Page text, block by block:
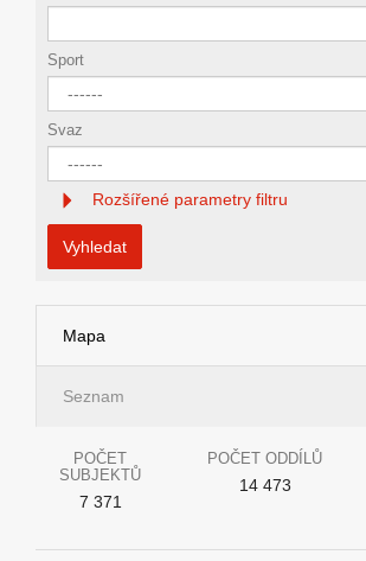
Sport
Svaz
Rozšířené parametry filtru
Vyhledat
Mapa
Seznam
POČET
SUBJEKTŮ
7 371
POČET ODDÍLŮ
14 473